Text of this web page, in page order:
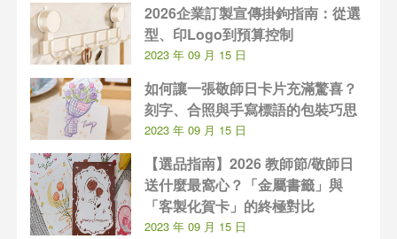
2026企業訂製宣傳掛鉤指南：從選
型、印Logo到預算控制
2023 年 09 月 15 日
如何讓一張敬師日卡片充滿驚喜？
刻字、合照與手寫標語的包裝巧思
2023 年 09 月 15 日
【選品指南】2026 教師節/敬師日
送什麼最窩心？「金屬書籤」與
「客製化賀卡」的終極對比
2023 年 09 月 15 日